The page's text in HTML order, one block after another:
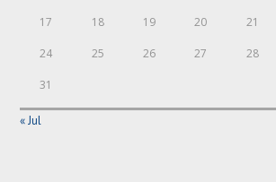
17 18 19 20 21
24 25 26 27 28
31
« Jul